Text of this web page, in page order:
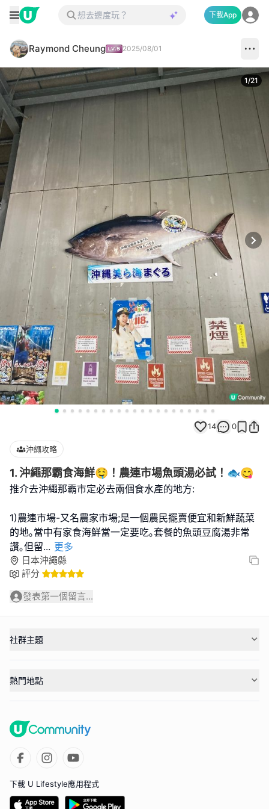
下載App
Raymond Cheung 2025/08/01
1/21
14 0
沖繩攻略
1. 沖繩那霸食海鮮🤤！農連市場魚頭湯必試！🐟😋
推介去沖繩那霸市定必去兩個食水產的地方:
1)農連市場-又名農家市場;是一個農民擺賣便宜和新鮮蔬菜
的地｡當中有家食海鮮當一定要吃｡套餐的魚頭豆腐湯非常
讚｡但留... 更多
日本沖繩縣
評分
發表第一個留言...
社群主題
熱門地點
下載 U Lifestyle應用程式